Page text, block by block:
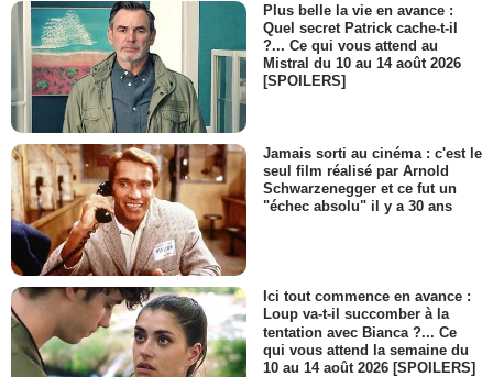
Plus belle la vie en avance :
Quel secret Patrick cache-t-il
?... Ce qui vous attend au
Mistral du 10 au 14 août 2026
[SPOILERS]
Jamais sorti au cinéma : c'est le
seul film réalisé par Arnold
Schwarzenegger et ce fut un
"échec absolu" il y a 30 ans
Ici tout commence en avance :
Loup va-t-il succomber à la
tentation avec Bianca ?... Ce
qui vous attend la semaine du
10 au 14 août 2026 [SPOILERS]